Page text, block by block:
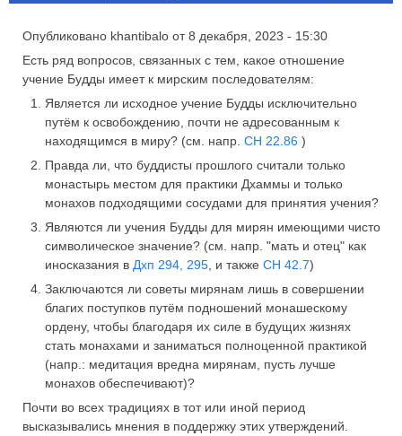
Опубликовано khantibalo от8 декабря, 2023 - 15:30
Есть ряд вопросов, связанных с тем, какое отношение
учение Будды имеет к мирским последователям:
Является ли исходное учение Будды исключительно
путём к освобождению, почти не адресованным к
находящимся в миру? (см. напр. СН 22.86 )
Правда ли, что буддисты прошлого считали только
монастырь местом для практики Дхаммы и только
монахов подходящими сосудами для принятия учения?
Являются ли учения Будды для мирян имеющими чисто
символическое значение? (см. напр. "мать и отец" как
иносказания в Дхп 294, 295 , и также СН 42.7)
Заключаются ли советы мирянам лишь в совершении
благих поступков путём подношений монашескому
ордену, чтобы благодаря их силе в будущих жизнях
стать монахами и заниматься полноценной практикой
(напр.: медитация вредна мирянам, пусть лучше
монахов обеспечивают)?
Почти во всех традициях в тот или иной период
высказывались мнения в поддержку этих утверждений.